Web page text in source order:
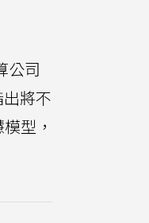
公司
將不
型，